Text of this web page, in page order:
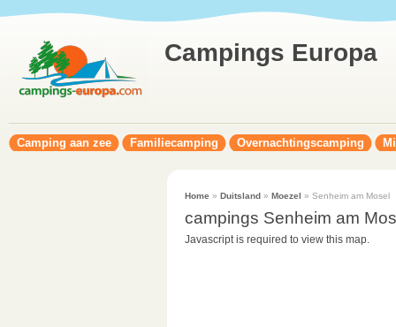
Campings Europa
Camping aan zee Familiecamping Overnachtingscamping
Home » Duitsland» Moezel » Senheim am Mosel
campings Senheim am
Javascript is required to view this map.